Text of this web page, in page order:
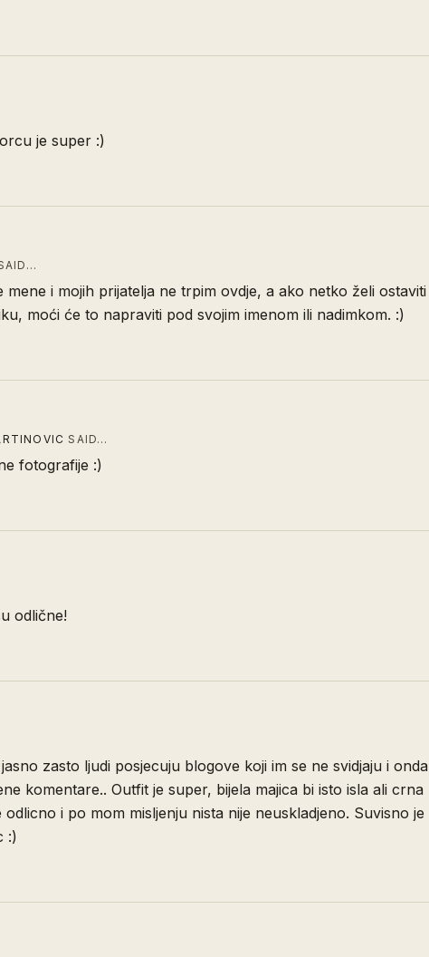
je super :)
mene i mojih prijatelja ne trpim ovdje, a ako netko želi ostaviti
moći će to napraviti pod svojim imenom ili nadimkom. :)
SAID…
fotografije :)
odlične!
zasto ljudi posjecuju blogove koji im se ne svidjaju i onda
komentare.. Outfit je super, bijela majica bi isto isla ali crna
i po mom misljenju nista nije neuskladjeno. Suvisno je
:)